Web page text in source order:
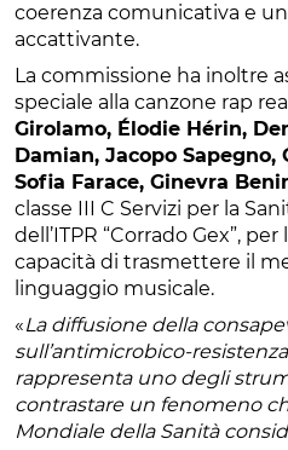
coerenza comunicativa e
accattivante.
La commissione ha inoltre
speciale alla canzone rap
Girolamo, Élodie Hérin,
Damian, Jacopo Sapegno,
Sofia Farace, Ginevra
classe III C Servizi per la
dell’ITPR “Corrado Gex”,
capacità di trasmettere il
linguaggio musicale.
«La diffusione della
sull’antimicrobico-
rappresenta uno degli
contrastare un fenomeno
Mondiale della Sanità